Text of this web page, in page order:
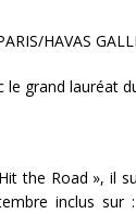
HAVAS
le grand lauréat
the Road », il
inclus sur :